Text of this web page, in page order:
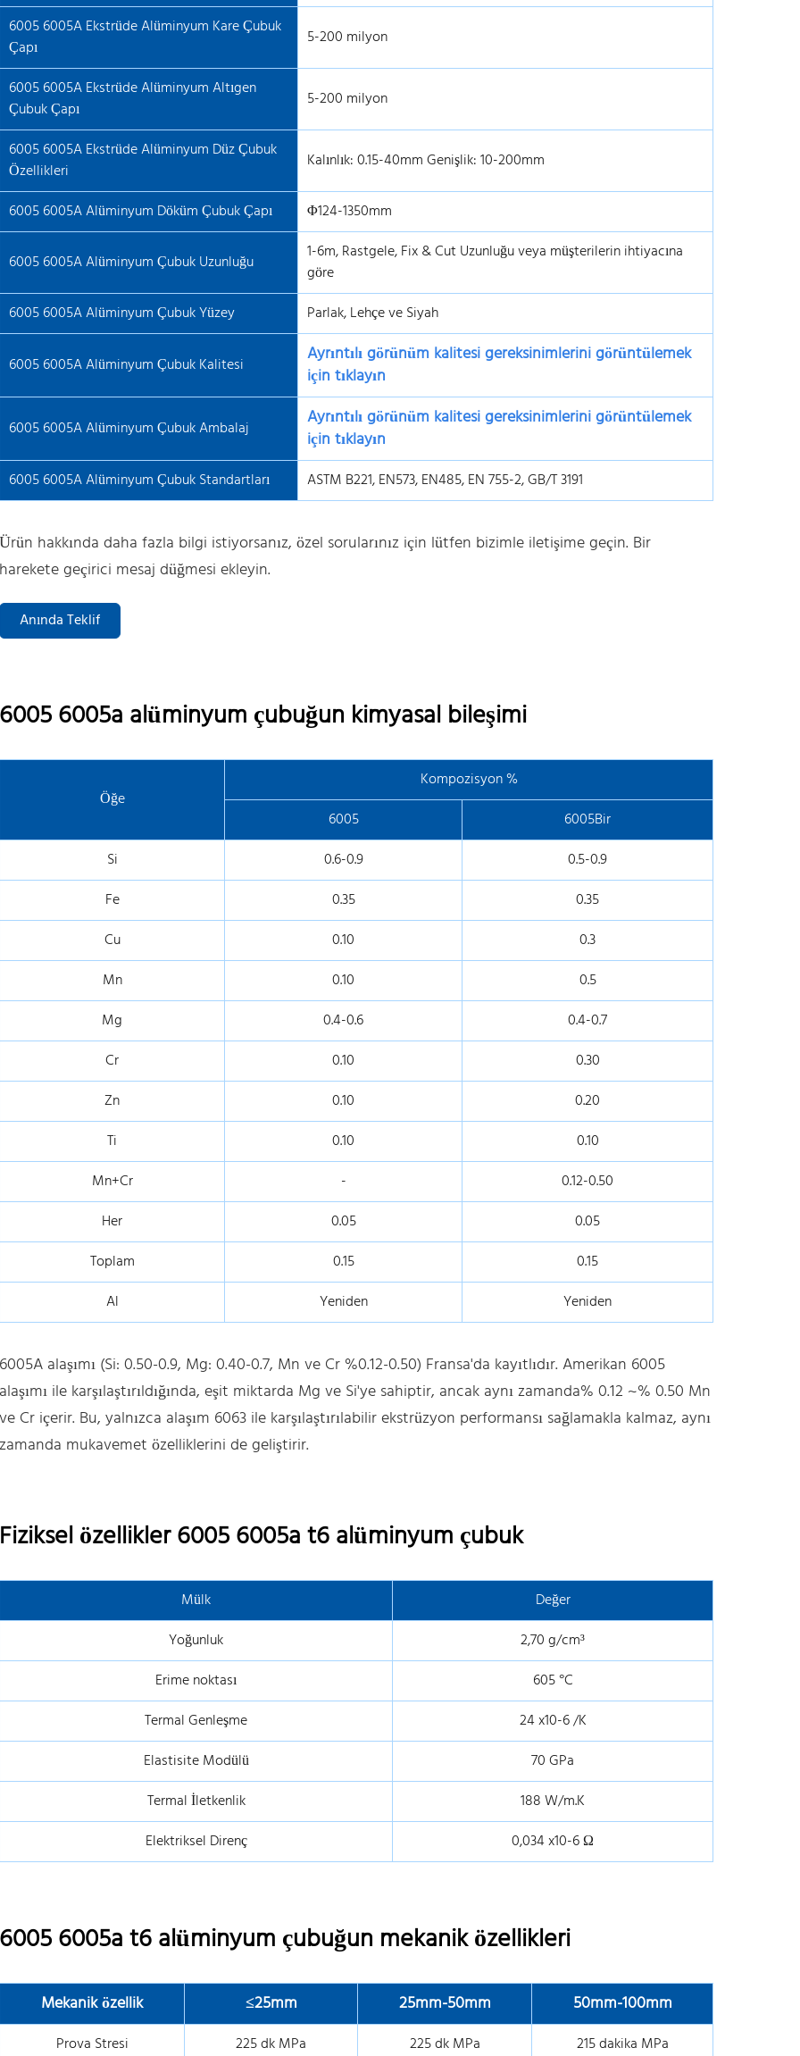
6005 6005A Ekstrüde Alüminyum Kare Çubuk
Çapı
5-200 milyon
6005 6005A Ekstrüde Alüminyum Altıgen
Çubuk Çapı
5-200 milyon
6005 6005A Ekstrüde Alüminyum Düz Çubuk
Özellikleri
Kalınlık: 0.15-40mm Genişlik: 10-200mm
6005 6005A Alüminyum Döküm Çubuk Çapı Φ124-1350mm
6005 6005A Alüminyum Çubuk Uzunluğu
1-6m, Rastgele, Fix & Cut Uzunluğu veya müşterilerin ihtiyacına
göre
6005 6005A Alüminyum Çubuk Yüzey
Parlak, Lehçe ve Siyah
6005 6005A Alüminyum Çubuk Kalitesi
Ayrıntılı görünüm kalitesi gereksinimlerini görüntülemek
için tıklayın
6005 6005A Alüminyum Çubuk Ambalaj
Ayrıntılı görünüm kalitesi gereksinimlerini görüntülemek
için tıklayın
6005 6005A Alüminyum Çubuk Standartları ASTM B221, EN573, EN485, EN 755-2, GB/T 3191
Ürün hakkında daha fazla bilgi istiyorsanız, özel sorularınız için lütfen bizimle iletişime geçin. Bir
harekete geçirici mesaj düğmesi ekleyin.
Anında Teklif
6005 6005a alüminyum çubuğun kimyasal bileşimi
Öğe
Kompozisyon %
6005
6005Bir
Si
0.6-0.9
0.5-0.9
Fe
0.35
0.35
Cu
0.10
0.3
Mn
0.10
0.5
Mg
0.4-0.6
0.4-0.7
Cr
0.10
0.30
Zn
0.10
0.20
Ti
0.10
0.10
Mn+Cr
-
0.12-0.50
Her
0.05
0.05
Toplam
0.15
0.15
Al
Yeniden Yeniden
6005A alaşımı (Si: 0.50-0.9, Mg: 0.40-0.7, Mn ve Cr %0.12-0.50) Fransa'da kayıtlıdır. Amerikan 6005
alaşımı ile karşılaştırıldığında, eşit miktarda Mg ve Si'ye sahiptir, ancak aynı zamanda% 0.12 ~% 0.50 Mn
ve Cr içerir. Bu, yalnızca alaşım 6063 ile karşılaştırılabilir ekstrüzyon performansı sağlamakla kalmaz, aynı
zamanda mukavemet özelliklerini de geliştirir.
Fiziksel özellikler 6005 6005a t6 alüminyum çubuk
Mülk
Değer
Yoğunluk
2,70 g/cm³
Erime noktası
605 °C
Termal Genleşme
24 x10-6 /K
Elastisite Modülü
70 GPa
Termal İletkenlik
188 W/m.K
Elektriksel Direnç
0,034 x10-6 Ω
6005 6005a t6 alüminyum çubuğun mekanik özellikleri
Mekanik özellik ≤25mm 25mm-50mm 50mm-100mm
Prova Stresi 225 dk MPa 225 dk MPa 215 dakika MPa